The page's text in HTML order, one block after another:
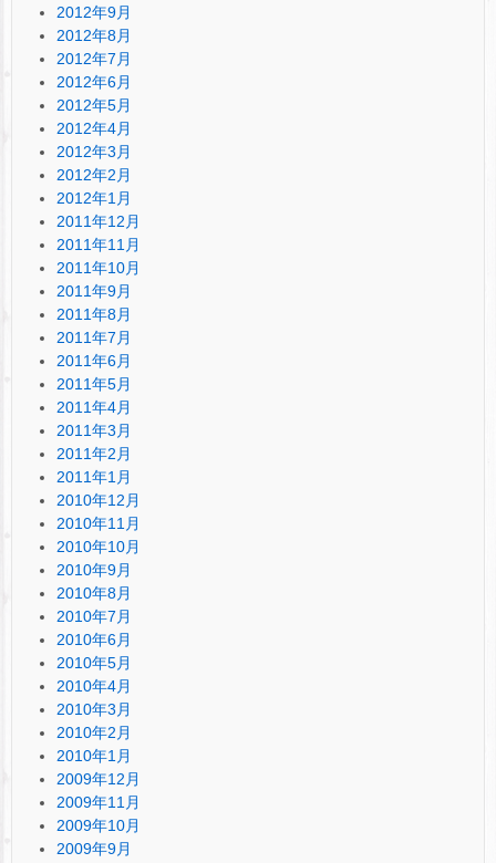
2012年9月
2012年8月
2012年7月
2012年6月
2012年5月
2012年4月
2012年3月
2012年2月
2012年1月
2011年12月
2011年11月
2011年10月
2011年9月
2011年8月
2011年7月
2011年6月
2011年5月
2011年4月
2011年3月
2011年2月
2011年1月
2010年12月
2010年11月
2010年10月
2010年9月
2010年8月
2010年7月
2010年6月
2010年5月
2010年4月
2010年3月
2010年2月
2010年1月
2009年12月
2009年11月
2009年10月
2009年9月